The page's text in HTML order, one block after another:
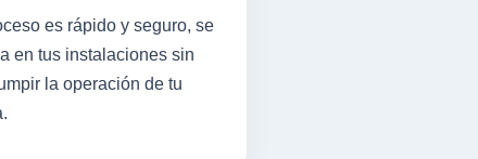
es rápido y seguro, se
en tus instalaciones sin
la operación de tu